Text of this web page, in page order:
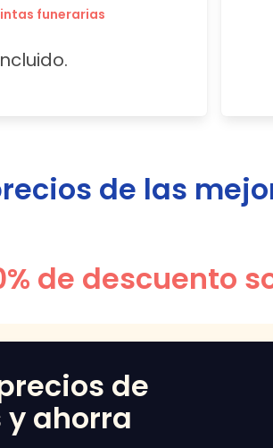
funerarias
de las
de descuento
de
ahorra